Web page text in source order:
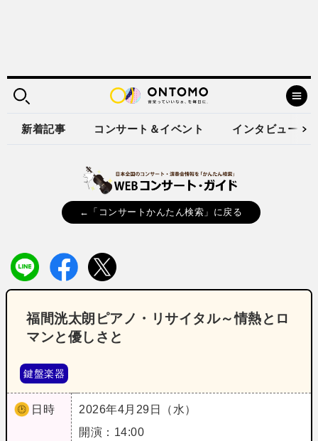
新着記事 コンサート＆イベント インタビュー
←「コンサートかんたん検索」に戻る
福間洸太朗ピアノ・リサイタル～情熱とロ
マンと優しさと
鍵盤楽器
日時
2026年4月29日（水）
開演：14:00